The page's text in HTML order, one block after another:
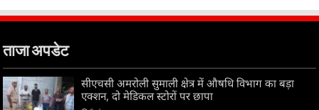
ताजा अपडेट
सीएचसी अमरोली सुमाली क्षेत्र में औषधि विभाग का बड़ा
एक्शन, दो मेडिकल स्टोरों पर छापा